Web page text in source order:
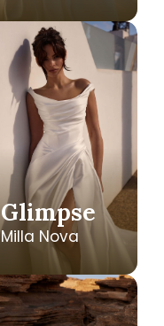
Glimpse
Milla Nova